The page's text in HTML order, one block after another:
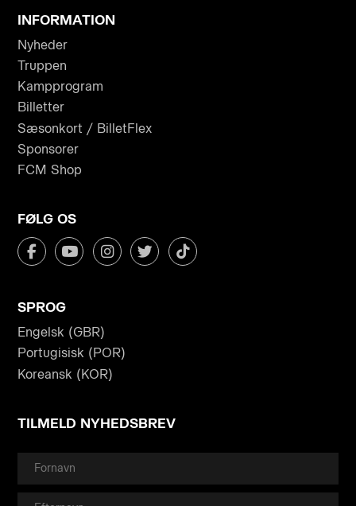
INFORMATION
Nyheder
Truppen
Kampprogram
Billetter
Sæsonkort / BilletFlex
Sponsorer
FCM Shop
FØLG OS
SPROG
Engelsk (GBR)
Portugisisk (POR)
Koreansk (KOR)
TILMELD NYHEDSBREV